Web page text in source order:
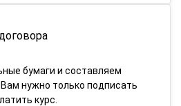
бумаги и составляем
нужно только подписать
курс.